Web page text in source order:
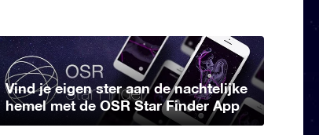
Vind je eigen ster aan de nachtelijke
hemel met de OSR Star Finder App